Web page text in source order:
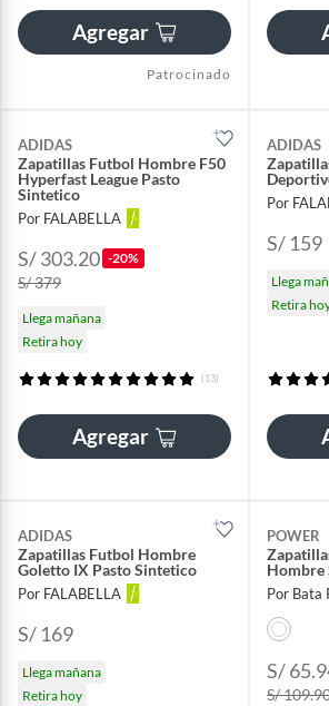
Agregar
Patrocinado
ADIDAS
Zapatillas Futbol Hombre F50
Hyperfast League Pasto
Sintetico
Por FALABELLA
S/ 303.20 -20%
S/ 379
Llega mañana
Retira hoy
(13)
Agregar
ADIDAS
Por
S/ 159
Llega
Retira
ADIDAS
Zapatillas Futbol Hombre
Goletto IX Pasto Sintetico
Por FALABELLA
S/ 169
Llega mañana
Retira hoy
POWER
Hombre
Por Bata
S/
S/